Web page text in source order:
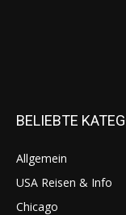
BELIEBTE
Allgemein
USA Reisen & Info
Chicago